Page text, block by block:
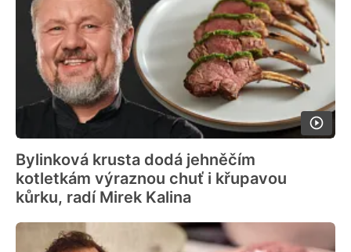
Bylinková krusta dodá jehněčím
kotletkám výraznou chuť i křupavou
kůrku, radí Mirek Kalina